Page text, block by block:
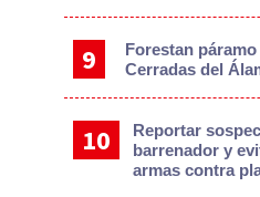
Forestan
Cerradas del
Reportar
barrenador y
armas contra